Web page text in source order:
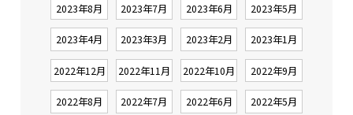
2023年8月 2023年7月 2023年6月 2023年5月
2023年4月 2023年3月 2023年2月 2023年1月
2022年12月 2022年11月 2022年10月 2022年9月
2022年8月 2022年7月 2022年6月 2022年5月